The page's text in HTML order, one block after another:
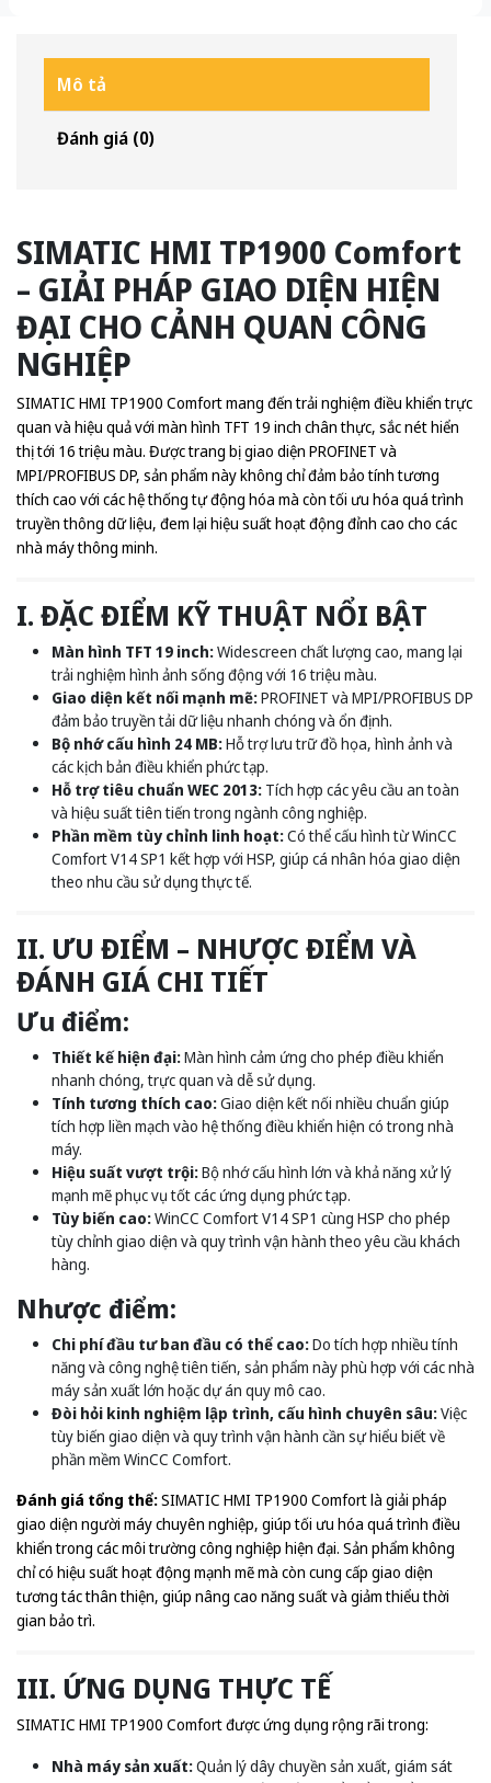
Mô tả
Đánh giá (0)
SIMATIC HMI TP1900 Comfort
– GIẢI PHÁP GIAO DIỆN HIỆN
ĐẠI CHO CẢNH QUAN CÔNG
NGHIỆP
SIMATIC HMI TP1900 Comfort mang đến trải nghiệm điều khiển trực
quan và hiệu quả với màn hình TFT 19 inch chân thực, sắc nét hiển
thị tới 16 triệu màu. Được trang bị giao diện PROFINET và
MPI/PROFIBUS DP, sản phẩm này không chỉ đảm bảo tính tương
thích cao với các hệ thống tự động hóa mà còn tối ưu hóa quá trình
truyền thông dữ liệu, đem lại hiệu suất hoạt động đỉnh cao cho các
nhà máy thông minh.
I. ĐẶC ĐIỂM KỸ THUẬT NỔI BẬT
Màn hình TFT 19 inch:Widescreen chất lượng cao, mang lại
trải nghiệm hình ảnh sống động với 16 triệu màu.
Giao diện kết nối mạnh mẽ:PROFINET và MPI/PROFIBUS DP
đảm bảo truyền tải dữ liệu nhanh chóng và ổn định.
Bộ nhớ cấu hình 24 MB:Hỗ trợ lưu trữ đồ họa, hình ảnh và
các kịch bản điều khiển phức tạp.
Hỗ trợ tiêu chuẩn WEC 2013: Tích hợp các yêu cầu an toàn
và hiệu suất tiên tiến trong ngành công nghiệp.
Phần mềm tùy chỉnh linh hoạt:Có thể cấu hình từ WinCC
Comfort V14 SP1 kết hợp với HSP, giúp cá nhân hóa giao diện
theo nhu cầu sử dụng thực tế.
II. ƯU ĐIỂM – NHƯỢC ĐIỂM VÀ
ĐÁNH GIÁ CHI TIẾT
Ưu điểm:
Thiết kế hiện đại:Màn hình cảm ứng cho phép điều khiển
nhanh chóng, trực quan và dễ sử dụng.
Tính tương thích cao:Giao diện kết nối nhiều chuẩn giúp
tích hợp liền mạch vào hệ thống điều khiển hiện có trong nhà
máy.
Hiệu suất vượt trội:Bộ nhớ cấu hình lớn và khả năng xử lý
mạnh mẽ phục vụ tốt các ứng dụng phức tạp.
Tùy biến cao:WinCC Comfort V14 SP1 cùng HSP cho phép
tùy chỉnh giao diện và quy trình vận hành theo yêu cầu khách
hàng.
Nhược điểm:
Chi phí đầu tư ban đầu có thể cao:Do tích hợp nhiều tính
năng và công nghệ tiên tiến, sản phẩm này phù hợp với các nhà
máy sản xuất lớn hoặc dự án quy mô cao.
Đòi hỏi kinh nghiệm lập trình, cấu hình chuyên sâu:Việc
tùy biến giao diện và quy trình vận hành cần sự hiểu biết về
phần mềm WinCC Comfort.
Đánh giá tổng thể:SIMATIC HMI TP1900 Comfort là giải pháp
giao diện người máy chuyên nghiệp, giúp tối ưu hóa quá trình điều
khiển trong các môi trường công nghiệp hiện đại. Sản phẩm không
chỉ có hiệu suất hoạt động mạnh mẽ mà còn cung cấp giao diện
tương tác thân thiện, giúp nâng cao năng suất và giảm thiểu thời
gian bảo trì.
III. ỨNG DỤNG THỰC TẾ
SIMATIC HMI TP1900 Comfort được ứng dụng rộng rãi trong:
Nhà máy sản xuất:Quản lý dây chuyền sản xuất, giám sát